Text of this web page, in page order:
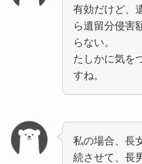
有効だけど、
ら遺留分侵害
らない。
たしかに気を
すね。
私の場合、長
続させて、長